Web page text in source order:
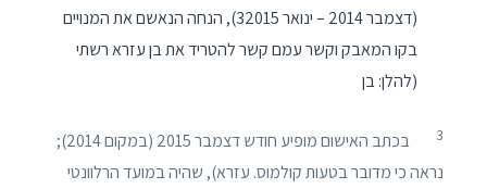
(דצמבר 2014 – ינואר 32015), הנחה הנאשם את המנויים
בקו המאבק וקשר עמם קשר להטריד את בן עזרא רשתי
(להלן: בן
3
בכתב האישום מופיע חודש דצמבר 2015 (במקום 2014);
נראה כי מדובר בטעות קולמוס. עזרא), שהיה במועד הרלוונטי